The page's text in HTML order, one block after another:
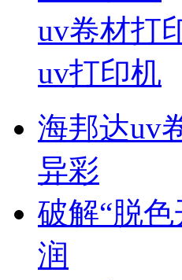
uv卷材打
uv打印机
海邦达uv
异彩
破解“脱
润